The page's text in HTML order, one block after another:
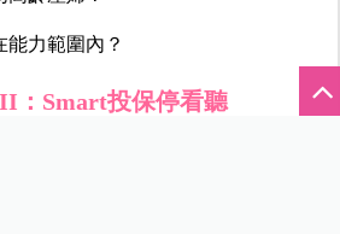
能力範圍內？
：Smart投保停看聽